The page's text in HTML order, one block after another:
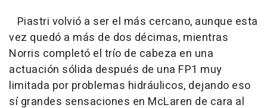
Piastri volvió a ser el más cercano, aunque esta
vez quedó a más de dos décimas, mientras
Norris completó el trío de cabeza en una
actuación sólida después de una FP1 muy
limitada por problemas hidráulicos, dejando eso
sí grandes sensaciones en McLaren de cara al